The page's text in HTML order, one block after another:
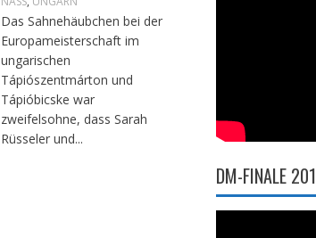
Das Sahnehäubchen bei der
Europameisterschaft im
ungarischen
Tápiószentmárton und
Tápióbicske war
zweifelsohne, dass Sarah
Rüsseler und...
DM-FINALE